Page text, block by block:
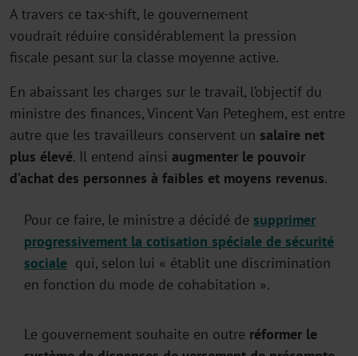
A travers ce tax-shift, le gouvernement
voudrait réduire considérablement la pression
fiscale pesant sur la classe moyenne active.
En abaissant les charges sur le travail, l’objectif du
ministre des finances, Vincent Van Peteghem, est entre
autre que les travailleurs conservent un salaire net
plus élevé. Il entend ainsi augmenter le pouvoir
d’achat des personnes à faibles et moyens revenus.
Pour ce faire, le ministre a décidé de supprimer
progressivement la cotisation spéciale de sécurité
sociale qui, selon lui « établit une discrimination
en fonction du mode de cohabitation ».
Le gouvernement souhaite en outre réformer le